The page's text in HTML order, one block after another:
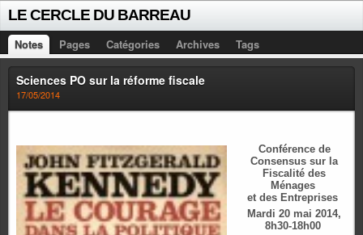
LE CERCLE DU BARREAU
Notes Pages Catégories Archives Tags
Sciences PO sur la réforme fiscale
17/05/2014
Conférence de
Consensus sur la
Fiscalité des
Ménages
et des Entreprises
Mardi 20 mai 2014,
8h30-18h00